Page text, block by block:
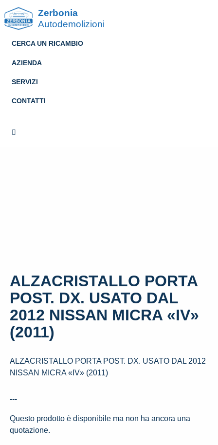
Zerbonia
Autodemolizioni
CERCA UN RICAMBIO
AZIENDA
SERVIZI
CONTATTI
ALZACRISTALLO PORTA
POST. DX. USATO DAL
2012 NISSAN MICRA «IV»
(2011)
ALZACRISTALLO PORTA POST. DX. USATO DAL 2012
NISSAN MICRA «IV» (2011)
---
Questo prodotto è disponibile ma non ha ancora una
quotazione.